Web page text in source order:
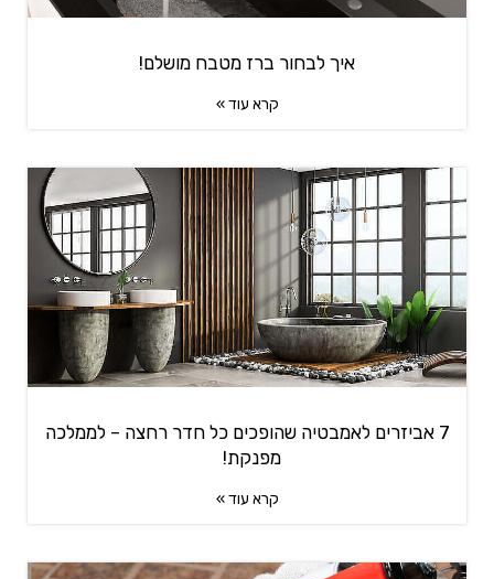
איך לבחור ברז מטבח מושלם!
קרא עוד »
7 אביזרים לאמבטיה שהופכים כל חדר רחצה – לממלכה
מפנקת!
קרא עוד »